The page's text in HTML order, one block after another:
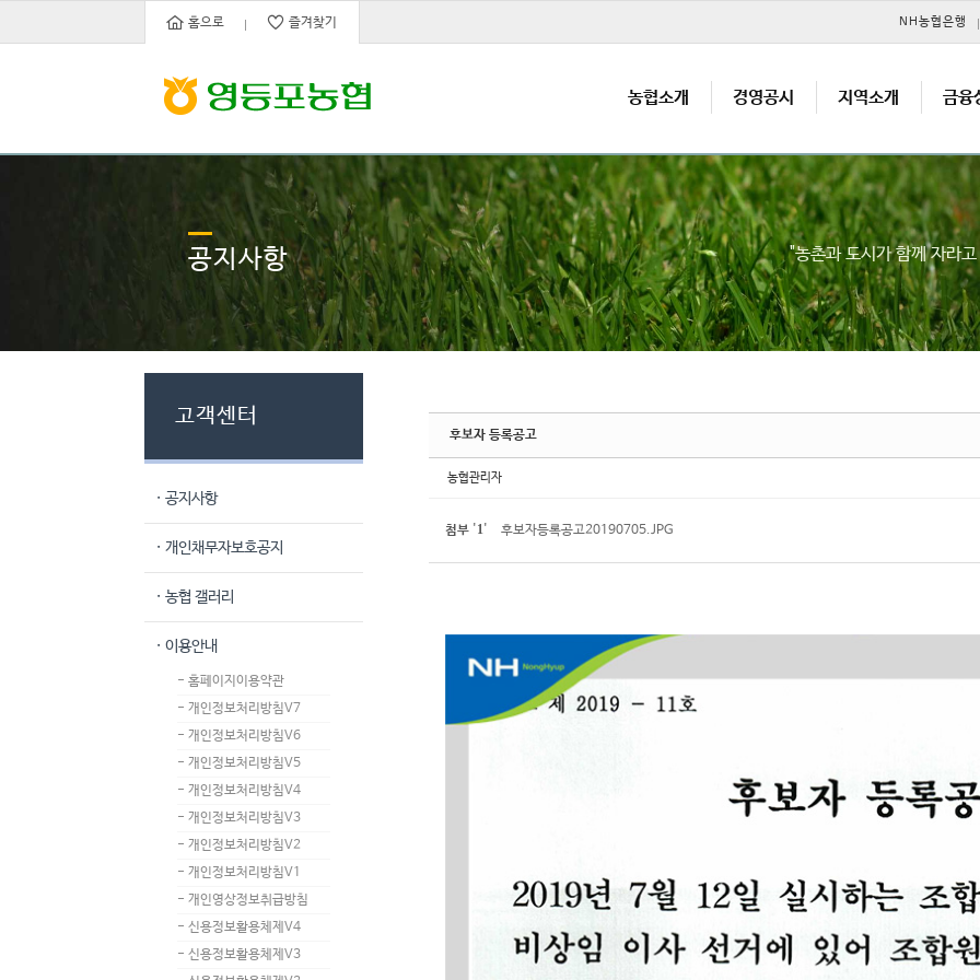
홈으로 즐겨찾기 NH농협은행
농협소개 경영공시 지역소개 금융
공지사항 "농촌과 도시가 함께 자라
고객센터
· 공지사항
· 개인채무자보호공지
· 농협 갤러리
· 이용안내
- 홈페이지이용약관
- 개인정보처리방침V7
- 개인정보처리방침V6
- 개인정보처리방침V5
- 개인정보처리방침V4
- 개인정보처리방침V3
- 개인정보처리방침V2
- 개인정보처리방침V1
- 개인영상정보취급방침
- 신용정보활용체제V4
- 신용정보활용체제V3
후보자 등록공고
농협관리자
첨부 '1' 후보자등록공고20190705.JPG